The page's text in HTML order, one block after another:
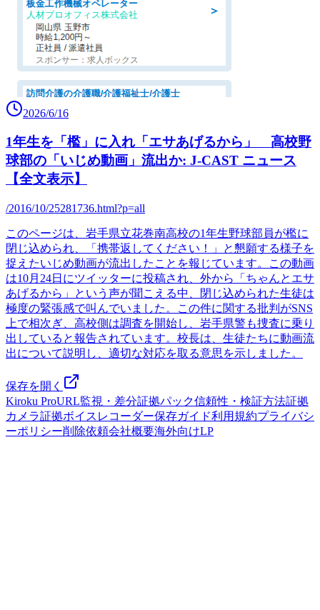
2026/6/16
1年生を「檻」に入れ「エサあげるから」 高校野
球部の「いじめ動画」流出か: J-CAST ニュース
【全文表示】
/2016/10/25281736.html?p=all
このページは、岩手県立花巻南高校の1年生野球部員が檻に
閉じ込められ、「携帯返してください！」と懇願する様子を
捉えたいじめ動画が流出したことを報じています。この動画
は10月24日にツイッターに投稿され、外から「ちゃんとエサ
あげるから」という声が聞こえる中、閉じ込められた生徒は
極度の緊張感で叫んでいました。この件に関する批判がSNS
上で相次ぎ、高校側は調査を開始し、岩手県警も捜査に乗り
出していると報告されています。校長は、生徒たちに動画流
出について説明し、適切な対応を取る意思を示しました。
保存を開く
Kiroku ProURL監視・差分証拠パック信頼性・検証方法証拠
カメラ証拠ボイスレコーダー保存ガイド利用規約プライバシ
ーポリシー削除依頼会社概要海外向けLP